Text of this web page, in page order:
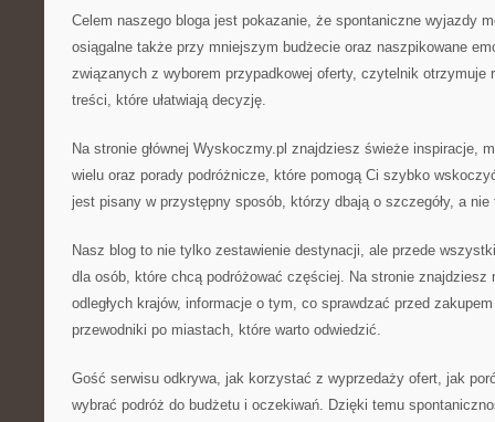
Celem naszego bloga jest pokazanie, że spontaniczne wyjazdy
osiągalne także przy mniejszym budżecie oraz naszpikowane
związanych z wyborem przypadkowej oferty, czytelnik otrzymuje
treści, które ułatwiają decyzję.
Na stronie głównej Wyskoczmy.pl znajdziesz świeże inspiracje,
wielu oraz porady podróżnicze, które pomogą Ci szybko
jest pisany w przystępny sposób, którzy dbają o szczegóły, a
Nasz blog to nie tylko zestawienie destynacji, ale przede
dla osób, które chcą podróżować częściej. Na stronie znajdziesz
odległych krajów, informacje o tym, co sprawdzać przed
przewodniki po miastach, które warto odwiedzić.
Gość serwisu odkrywa, jak korzystać z wyprzedaży ofert, jak
wybrać podróż do budżetu i oczekiwań. Dzięki temu